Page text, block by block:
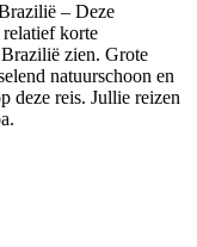
– Deze
korte
zien. Grote
natuurschoon en
deze reis. Jullie reizen